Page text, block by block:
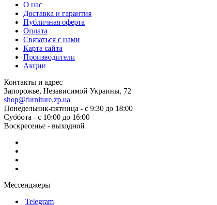
О нас
Доставка и гарантия
Публичная оферта
Оплата
Связаться с нами
Карта сайта
Производители
Акции
Контакты и адрес
Запорожье, Независимой Украины, 72
shop@furniture.zp.ua
Понедельник-пятница - с 9:30 до 18:00
Суббота - с 10:00 до 16:00
Воскресенье - выходной
Мессенджеры
Telegram